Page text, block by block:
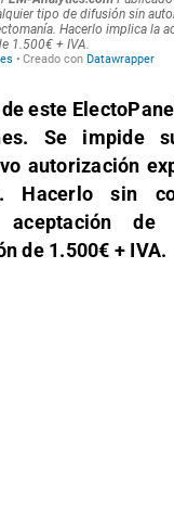
este
Se impide
autorización
Hacerlo sin
de
de 1.500€ + IVA.